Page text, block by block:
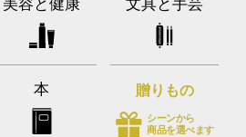
美容と健康 文具と手芸
本 贈りもの
シーンから
商品を選べます